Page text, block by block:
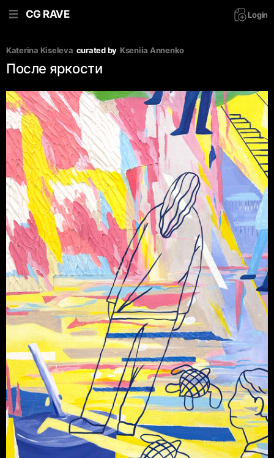
CG RAVE Login
Katerina Kiseleva curated by Kseniia Аnnenko
После яркости